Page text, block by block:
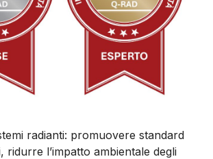
radianti: promuovere standard
ridurre l’impatto ambientale degli